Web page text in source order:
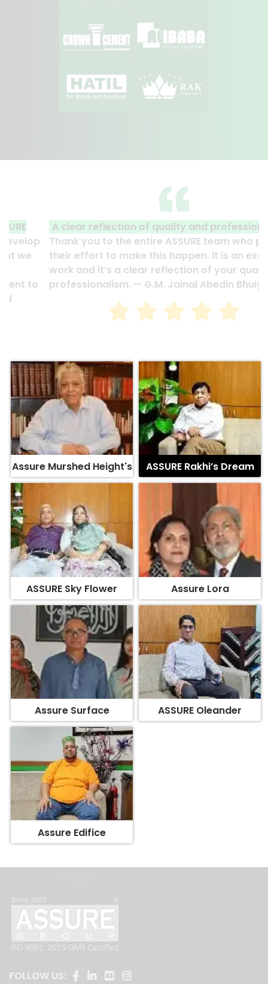
A clear reflection of quality and professionalism.
Thank you to the entire ASSURE team who put in
their effort to make this happen. It is an excellent
work and it’s a clear reflection of your quality and
professionalism. — G.M. Jainal Abedin Bhuiya
Assure Murshed Height's ASSURE Rakhi’s Dream
ASSURE Sky Flower Assure Lora
Assure Surface ASSURE Oleander
Assure Edifice
FOLLOW US:
Jabbar Tower (Level 5 & 19)